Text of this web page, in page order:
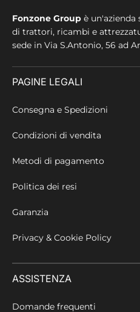
Fonzone Group è un'azienda
di trattori, ricambi e
sede in Via S.Antonio, 56 ad
PAGINE LEGALI
Consegna e Spedizioni
Condizioni di vendita
Metodi di pagamento
Politica dei resi
Garanzia
Privacy & Cookie Policy
ASSISTENZA
Domande frequenti